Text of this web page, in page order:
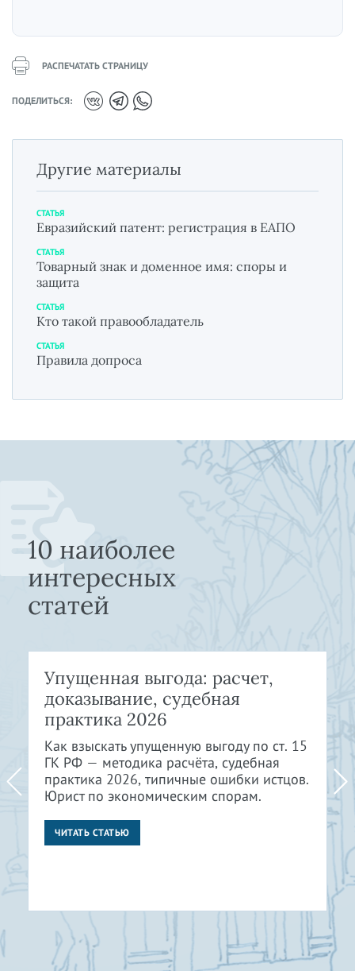
РАСПЕЧАТАТЬ СТРАНИЦУ
ПОДЕЛИТЬСЯ:
Другие материалы
СТАТЬЯ
Евразийский патент: регистрация в ЕАПО
СТАТЬЯ
Товарный знак и доменное имя: споры и
защита
СТАТЬЯ
Кто такой правообладатель
СТАТЬЯ
Правила допроса
10 наиболее
интересных
статей
Упущенная выгода: расчет,
доказывание, судебная
практика 2026
Как взыскать упущенную выгоду по ст. 15
ГК РФ — методика расчёта, судебная
практика 2026, типичные ошибки истцов.
Юрист по экономическим спорам.
ЧИТАТЬ СТАТЬЮ